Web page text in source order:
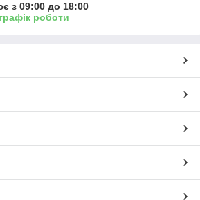
з 09:00 до 18:00
роботи